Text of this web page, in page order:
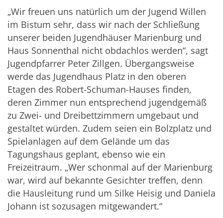
„Wir freuen uns natürlich um der Jugend Willen
im Bistum sehr, dass wir nach der Schließung
unserer beiden Jugendhäuser Marienburg und
Haus Sonnenthal nicht obdachlos werden“, sagt
Jugendpfarrer Peter Zillgen. Übergangsweise
werde das Jugendhaus Platz in den oberen
Etagen des Robert-Schuman-Hauses finden,
deren Zimmer nun entsprechend jugendgemäß
zu Zwei- und Dreibettzimmern umgebaut und
gestaltet würden. Zudem seien ein Bolzplatz und
Spielanlagen auf dem Gelände um das
Tagungshaus geplant, ebenso wie ein
Freizeitraum. „Wer schonmal auf der Marienburg
war, wird auf bekannte Gesichter treffen, denn
die Hausleitung rund um Silke Heisig und Daniela
Johann ist sozusagen mitgewandert.“